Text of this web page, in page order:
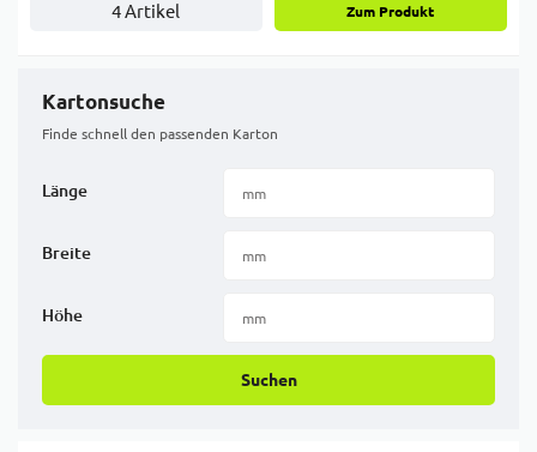
4 Artikel Zum Produkt
Kartonsuche
Finde schnell den passenden Karton
Länge
Breite
Höhe
Suchen